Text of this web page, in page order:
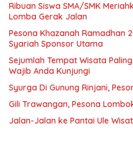
Ribuan Siswa SMA/SMK
Lomba Gerak Jalan
Pesona Khazanah Ramadhan
Syariah Sponsor Utama
Sejumlah Tempat Wisata
Wajib Anda Kunjungi
Syurga Di Gunung Rinjani,
Gili Trawangan, Pesona
Jalan-Jalan ke Pantai Ule